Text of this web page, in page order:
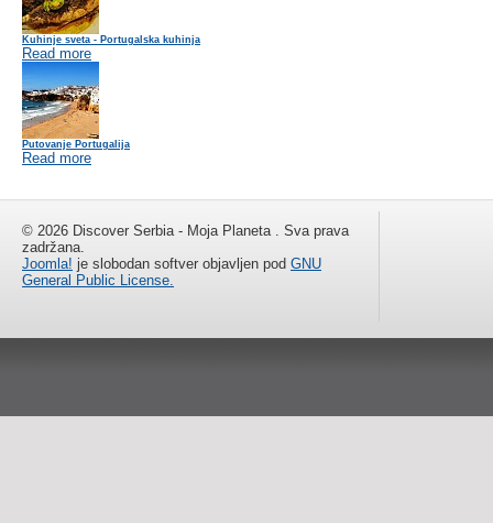
Kuhinje sveta - Portugalska kuhinja
Read more
Putovanje Portugalija
Read more
© 2026 Discover Serbia - Moja Planeta . Sva prava
zadržana.
Joomla! je slobodan softver objavljen pod GNU
General Public License.